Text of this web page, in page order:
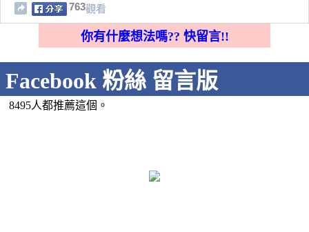
763觀看
你有什麼想法嗎?? 快留言!!
Facebook 粉絲 留言版
8495人都推薦這個。